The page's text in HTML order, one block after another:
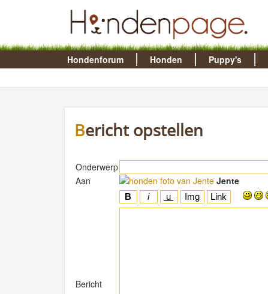
Hondenforum Honden Puppy's
Bericht opstellen
Onderwerp
Aan
Jente
Bericht